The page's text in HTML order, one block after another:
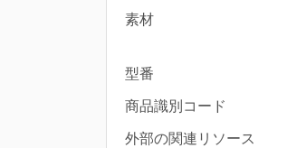
素材
型番
商品識別コード
外部の関連リソース